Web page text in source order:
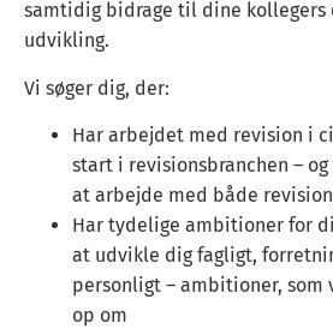
samtidig bidrage til dine
udvikling.
Vi søger dig, der:
Har arbejdet med revision i
start i revisionsbranchen –
at arbejde med både
Har tydelige ambitioner for
at udvikle dig fagligt,
personligt – ambitioner,
op om